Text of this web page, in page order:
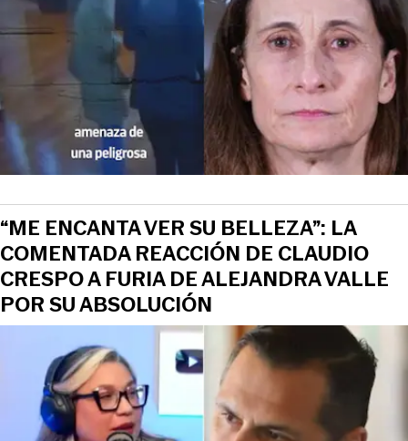
“ME ENCANTA VER SU BELLEZA”: LA
COMENTADA REACCIÓN DE CLAUDIO
CRESPO A FURIA DE ALEJANDRA VALLE
POR SU ABSOLUCIÓN